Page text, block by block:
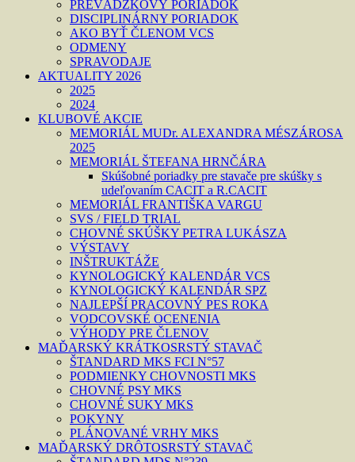
PREVÁDZKOVÝ PORIADOK
DISCIPLINÁRNY PORIADOK
AKO BYŤ ČLENOM VCS
ODMENY
SPRAVODAJE
AKTUALITY 2026
2025
2024
KLUBOVÉ AKCIE
MEMORIÁL MUDr. ALEXANDRA MÉSZÁROSA
2025
MEMORIÁL ŠTEFANA HRNČÁRA
Skúšobné poriadky pre stavače pre skúšky s
udeľovaním CACIT a R.CACIT
MEMORIÁL FRANTIŠKA VARGU
SVS / FIELD TRIAL
CHOVNÉ SKÚŠKY PETRA LUKÁSZA
VÝSTAVY
INŠTRUKTÁŽE
KYNOLOGICKÝ KALENDÁR VCS
KYNOLOGICKÝ KALENDÁR SPZ
NAJLEPŠÍ PRACOVNÝ PES ROKA
VODCOVSKÉ OCENENIA
VÝHODY PRE ČLENOV
MAĎARSKÝ KRÁTKOSRSTÝ STAVAČ
ŠTANDARD MKS FCI N°57
PODMIENKY CHOVNOSTI MKS
CHOVNÉ PSY MKS
CHOVNÉ SUKY MKS
POKYNY
PLÁNOVANÉ VRHY MKS
MAĎARSKÝ DRÔTOSRSTÝ STAVAČ